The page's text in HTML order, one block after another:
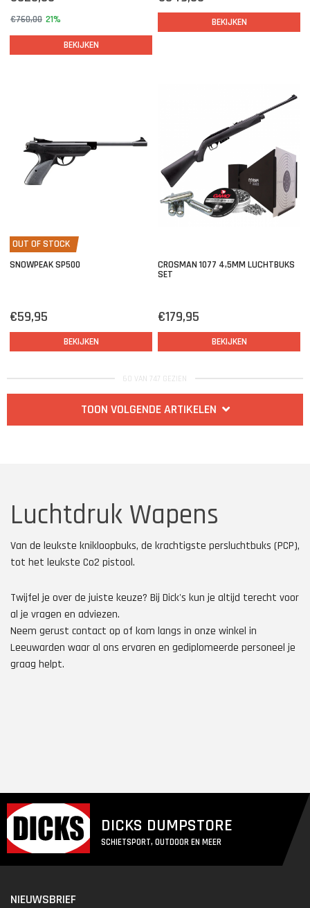
€760,00 21%
BEKIJKEN
BEKIJKEN
OUT OF STOCK
SNOWPEAK SP500
€59,95
BEKIJKEN
CROSMAN 1077 4,5MM LUCHTBUKS
SET
€179,95
BEKIJKEN
60 VAN 747 GEZIEN
TOON VOLGENDE ARTIKELEN
Luchtdruk Wapens
Van de leukste knikloopbuks, de krachtigste persluchtbuks (PCP),
tot het leukste Co2 pistool.
Twijfel je over de juiste keuze? Bij Dick's kun je altijd terecht voor
al je vragen en adviezen.
Neem gerust contact op of kom langs in onze winkel in
Leeuwarden waar al ons ervaren en gediplomeerde personeel je
graag helpt.
DICKS DUMPSTORE
SCHIETSPORT, OUTDOOR EN MEER
NIEUWSBRIEF